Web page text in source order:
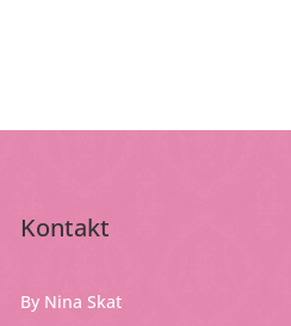
Kontakt
By Nina Skat